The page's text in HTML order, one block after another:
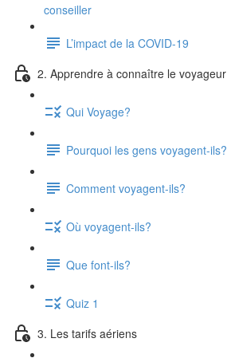
conseiller
L’impact de la COVID-19
2. Apprendre à connaître le voyageur
Qui Voyage?
Pourquoi les gens voyagent-ils?
Comment voyagent-ils?
Où voyagent-ils?
Que font-ils?
Quiz 1
3. Les tarifs aériens